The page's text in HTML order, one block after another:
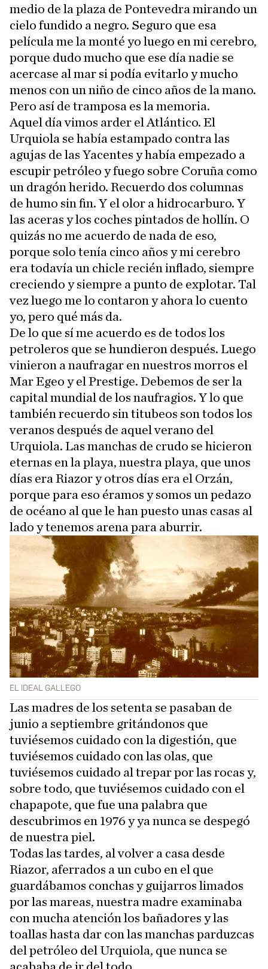
medio de la plaza de Pontevedra mirando un
cielo fundido a negro. Seguro que esa
película me la monté yo luego en mi cerebro,
porque dudo mucho que ese día nadie se
acercase al mar si podía evitarlo y mucho
menos con un niño de cinco años de la mano.
Pero así de tramposa es la memoria.
Aquel día vimos arder el Atlántico. El
Urquiola se había estampado contra las
agujas de las Yacentes y había empezado a
escupir petróleo y fuego sobre Coruña como
un dragón herido. Recuerdo dos columnas
de humo sin fin. Y el olor a hidrocarburo. Y
las aceras y los coches pintados de hollín. O
quizás no me acuerdo de nada de eso,
porque solo tenía cinco años y mi cerebro
era todavía un chicle recién inflado, siempre
creciendo y siempre a punto de explotar. Tal
vez luego me lo contaron y ahora lo cuento
yo, pero qué más da.
De lo que sí me acuerdo es de todos los
petroleros que se hundieron después. Luego
vinieron a naufragar en nuestros morros el
Mar Egeo y el Prestige. Debemos de ser la
capital mundial de los naufragios. Y lo que
también recuerdo sin titubeos son todos los
veranos después de aquel verano del
Urquiola. Las manchas de crudo se hicieron
eternas en la playa, nuestra playa, que unos
días era Riazor y otros días era el Orzán,
porque para eso éramos y somos un pedazo
de océano al que le han puesto unas casas al
lado y tenemos arena para aburrir.
EL IDEAL GALLEGO
Las madres de los setenta se pasaban de
junio a septiembre gritándonos que
tuviésemos cuidado con la digestión, que
tuviésemos cuidado con las olas, que
tuviésemos cuidado al trepar por las rocas y,
sobre todo, que tuviésemos cuidado con el
chapapote, que fue una palabra que
descubrimos en 1976 y ya nunca se despegó
de nuestra piel.
Todas las tardes, al volver a casa desde
Riazor, aferrados a un cubo en el que
guardábamos conchas y guijarros limados
por las mareas, nuestra madre examinaba
con mucha atención los bañadores y las
toallas hasta dar con las manchas parduzcas
del petróleo del Urquiola, que nunca se